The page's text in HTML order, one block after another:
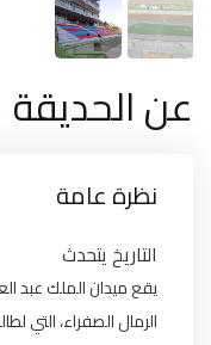
عن الحديقة
نظرة عامة
التاريخ يتحدث
يقع ميدان الملك عبد
الرمال الصفراء، التي